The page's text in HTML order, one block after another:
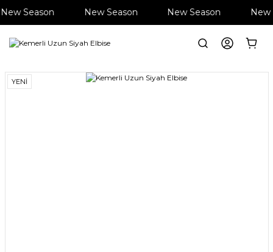
Season New Season New Season New
Anasayfa Giyim Elbise Kemerli Uzun Siyah Elbise
YENİ